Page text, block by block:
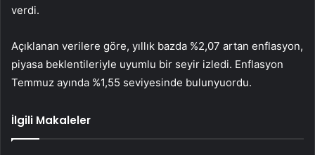
verdi.
Açıklanan verilere göre, yıllık bazda %2,07 artan enflasyon,
piyasa beklentileriyle uyumlu bir seyir izledi. Enflasyon
Temmuz ayında %1,55 seviyesinde bulunyuordu.
İlgili Makaleler